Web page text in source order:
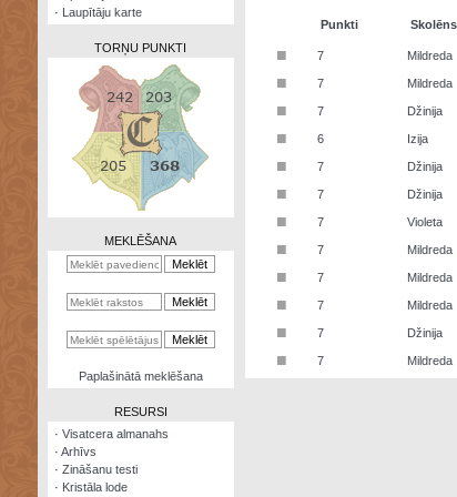
kalkulators
· Laupītāju karte
TORŅU PUNKTI
MEKLĒŠANA
Paplašinātā meklēšana
RESURSI
· Visatcera almanahs
· Arhīvs
· Zināšanu testi
· Kristāla lode
Punkti Skolēns
■ 7 Mildreda
■ 7 Mildreda
■ 7 Džinija
■ 6 Izija
■ 7 Džinija
■ 7 Džinija
■ 7 Violeta
■ 7 Mildreda
■ 7 Mildreda
■ 7 Mildreda
■ 7 Džinija
■ 7 Mildreda